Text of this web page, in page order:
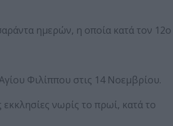
ημερών, η οποία κατά τον 12ο
Φιλίππου στις 14 Νοεμβρίου.
νωρίς το πρωί, κατά το